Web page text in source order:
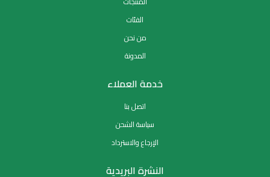
الفئات
من نحن
المدونة
خدمة العملاء
اتصل بنا
سياسة الشحن
الإرجاع والاسترداد
النشرة البريدية